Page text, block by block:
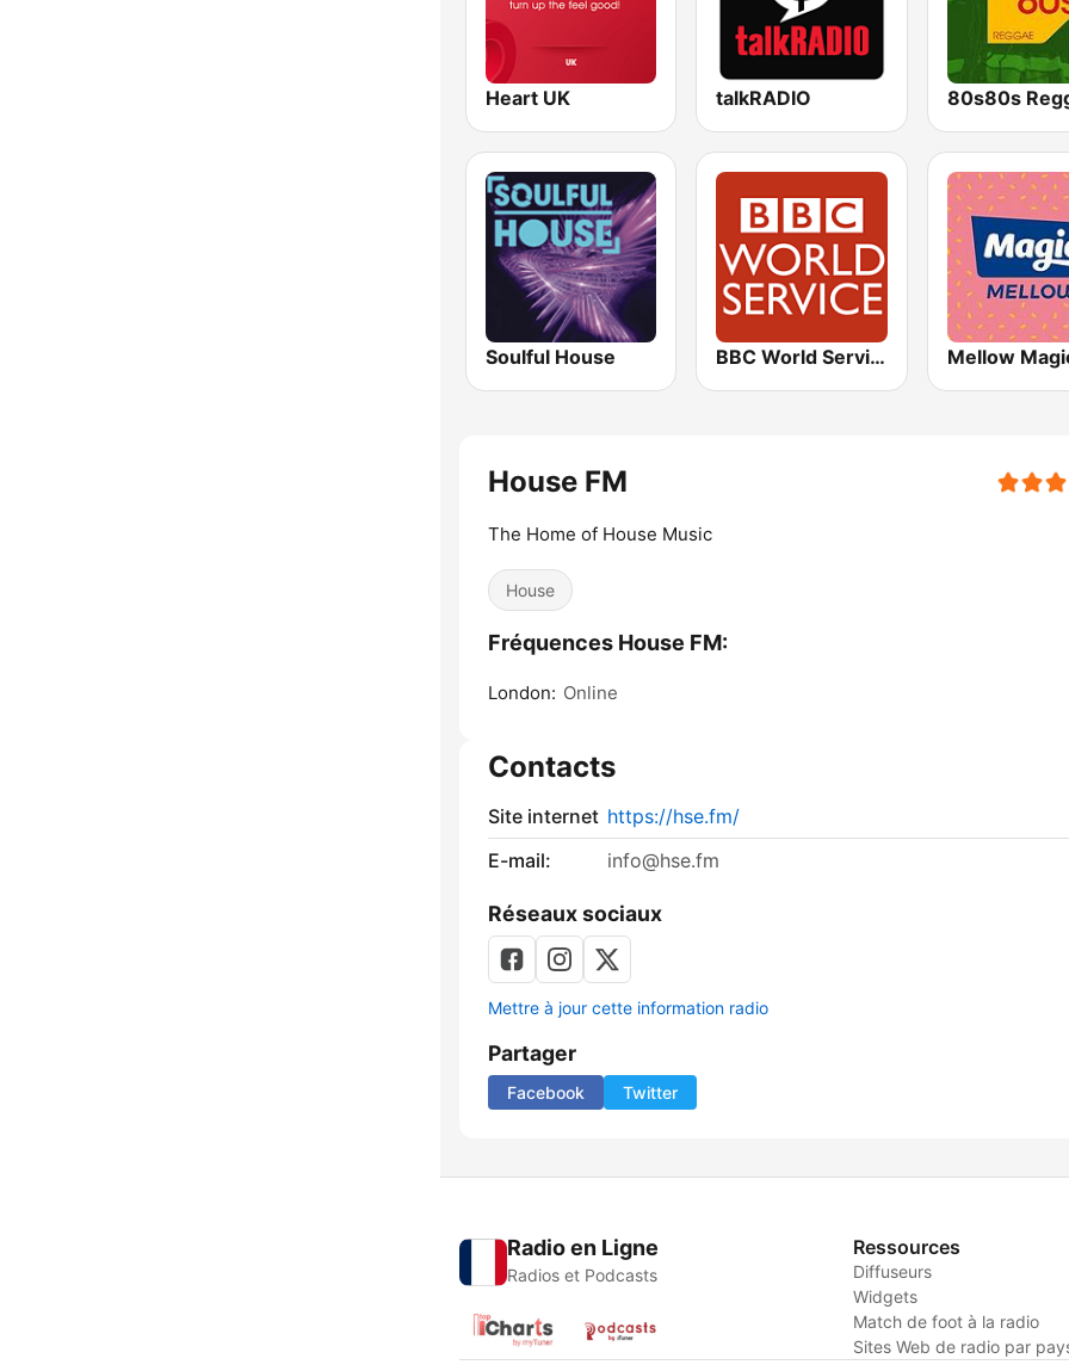
Heart UK talkRADIO 80s80s
Soulful House BBC World Service Mellow
House FM
The Home of House Music
House
Fréquences House FM:
London: Online
Contacts
Site internet https://hse.fm/
E-mail:
info@hse.fm
Réseaux sociaux
Mettre à jour cette information radio
Partager
Facebook Twitter
Radio en Ligne
Radios et Podcasts
Ressources
Diffuseurs
Widgets
Match de foot à la radio
Sites Web de radio par